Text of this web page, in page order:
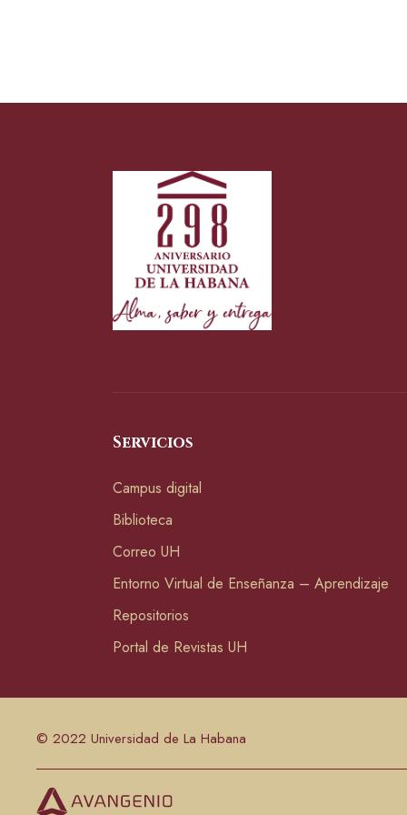
Servicios
Campus digital
Biblioteca
Correo UH
Entorno Virtual de Enseñanza – Aprendizaje
Repositorios
Portal de Revistas UH
© 2022 Universidad de La Habana